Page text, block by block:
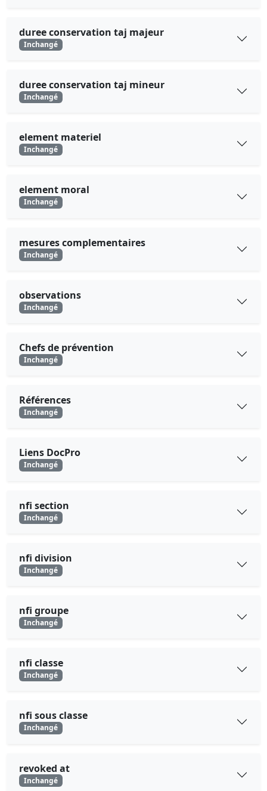
duree conservation taj majeur
Inchangé
duree conservation taj mineur
Inchangé
element materiel
Inchangé
element moral
Inchangé
mesures complementaires
Inchangé
observations
Inchangé
Chefs de prévention
Inchangé
Références
Inchangé
Liens DocPro
Inchangé
nfi section
Inchangé
nfi division
Inchangé
nfi groupe
Inchangé
nfi classe
Inchangé
nfi sous classe
Inchangé
revoked at
Inchangé